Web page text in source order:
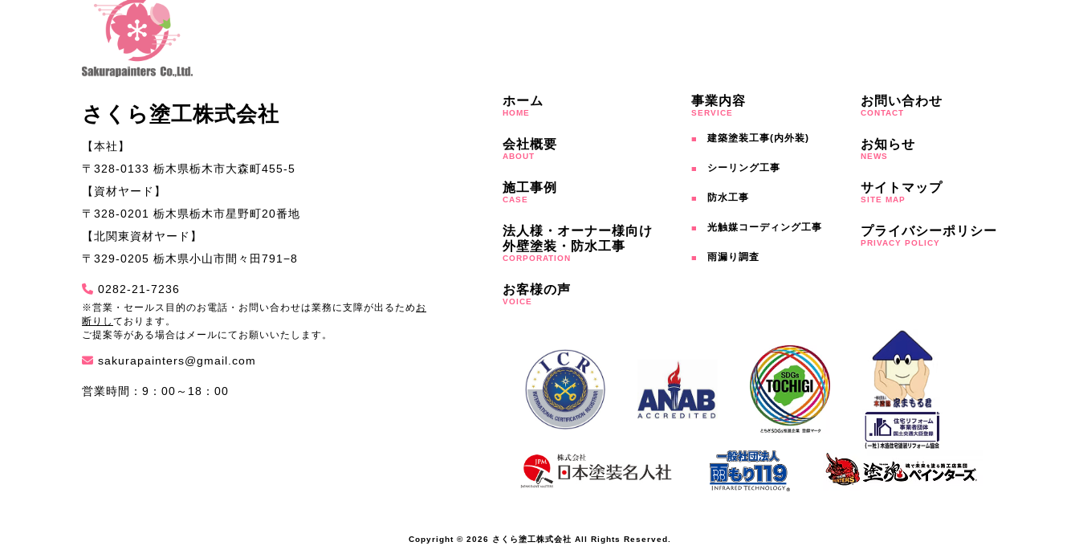
さくら塗工株式会社
【本社】
〒328-0133 栃木県栃木市大森町455-5
【資材ヤード】
〒328-0201 栃木県栃木市星野町20番地
【北関東資材ヤード】
〒329-0205 栃木県小山市間々田791−8
0282-21-7236
※営業・セールス目的のお電話・お問い合わせは業務に支障が出るため お
断りし ております。
ご提案等がある場合はメールにてお願いいたします。
sakurapainters@gmail.com
営業時間：9：00～18：00
ホーム
HOME
会社概要
ABOUT
施工事例
CASE
法人様・オーナー様向け
外壁塗装・防水工事
CORPORATION
お客様の声
VOICE
事業内容
SERVICE
建築塗装工事(内外装)
シーリング工事
防水工事
光触媒コーディング工事
雨漏り調査
お問い合わせ
CONTACT
お知らせ
NEWS
サイトマップ
SITE MAP
プライバシーポリシー
PRIVACY POLICY
Copyright © 2026 さくら塗工株式会社 All Rights Reserved.